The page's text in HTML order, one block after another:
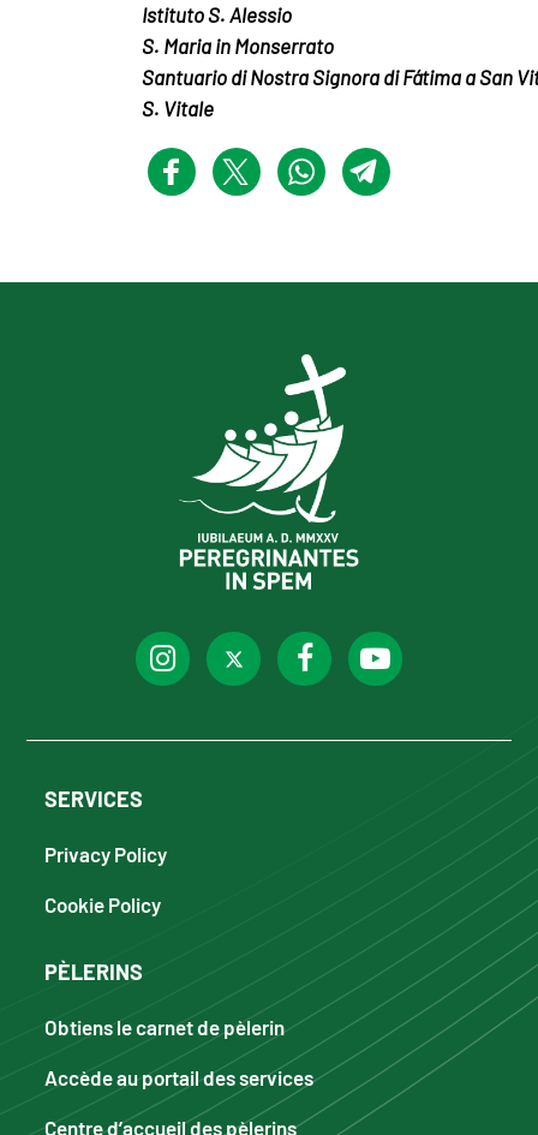
Istituto S. Alessio
S. Maria in Monserrato
Santuario di Nostra Signora di Fátima a San
S. Vitale
SERVICES
Privacy Policy
Cookie Policy
PÈLERINS
Obtiens le carnet de pèlerin
Accède au portail des services
Centre d’accueil des pèlerins